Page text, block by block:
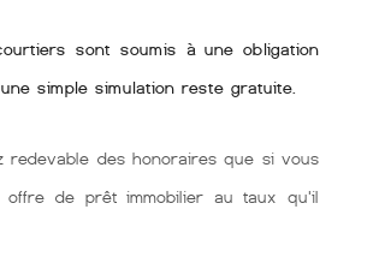
sont soumis à une obligation
simple simulation reste gratuite.
redevable des honoraires que si vous
offre de prêt immobilier au taux qu'il